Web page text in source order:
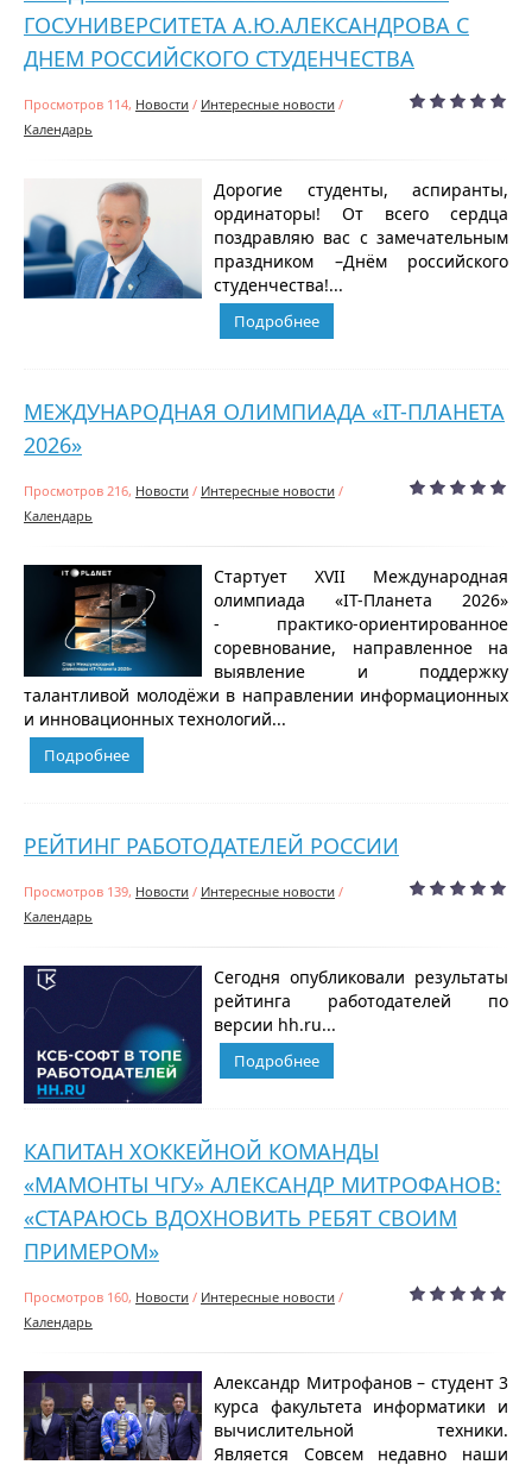
ГОСУНИВЕРСИТЕТА А.Ю.АЛЕКСАНДРОВА С
ДНЕМ РОССИЙСКОГО СТУДЕНЧЕСТВА
Просмотров 114, Новости / Интересные новости /
Календарь
Дорогие студенты, аспиранты,
ординаторы! От всего сердца
поздравляю вас с замечательным
праздником –Днём российского
студенчества!...
Подробнее
МЕЖДУНАРОДНАЯ ОЛИМПИАДА «IT⁠-⁠ПЛАНЕТА
2026»
Просмотров 216, Новости / Интересные новости /
Календарь
Стартует XVII Международная
олимпиада «IT-Планета 2026»
- практико-ориентированное
соревнование, направленное на
выявление и поддержку
талантливой молодёжи в направлении информационных
и инновационных технологий...
Подробнее
РЕЙТИНГ РАБОТОДАТЕЛЕЙ РОССИИ
Просмотров 139, Новости / Интересные новости /
Календарь
Сегодня опубликовали результаты
рейтинга работодателей по
версии hh.ru...
Подробнее
КАПИТАН ХОККЕЙНОЙ КОМАНДЫ
«МАМОНТЫ ЧГУ» АЛЕКСАНДР МИТРОФАНОВ:
«СТАРАЮСЬ ВДОХНОВИТЬ РЕБЯТ СВОИМ
ПРИМЕРОМ»
Просмотров 160, Новости / Интересные новости /
Календарь
Александр Митрофанов – студент 3
курса факультета информатики и
вычислительной техники.
Является Совсем недавно наши